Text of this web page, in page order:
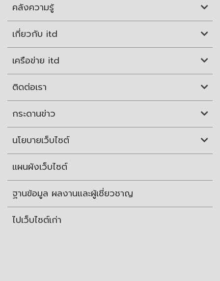
คลังความรู้
เกี่ยวกับ itd
เครือข่าย itd
ติดต่อเรา
กระดานข่าว
นโยบายเว็บไซต์
แผนผังเว็บไซต์
ฐานข้อมูล ผลงานและผู้เชี่ยวชาญ
ไปเว็บไซต์เก่า